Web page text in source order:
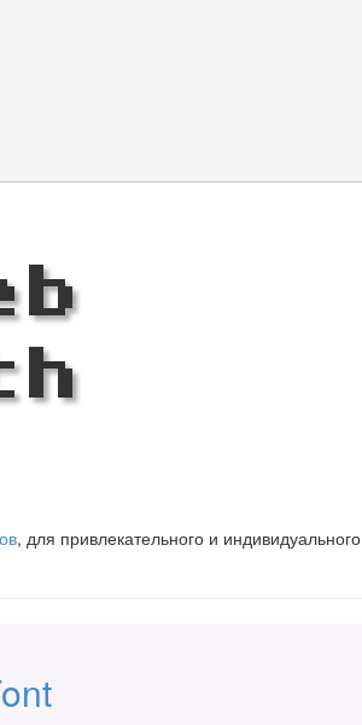
, для привлекательного и индивидуального